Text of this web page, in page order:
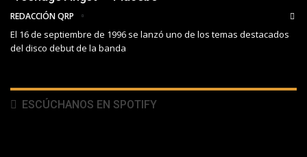
REDACCIÓN QRP
El 16 de septiembre de 1996 se lanzó uno de los temas destacados
del disco debut de la banda
ESCÚCHANOS EN SPOTIFY